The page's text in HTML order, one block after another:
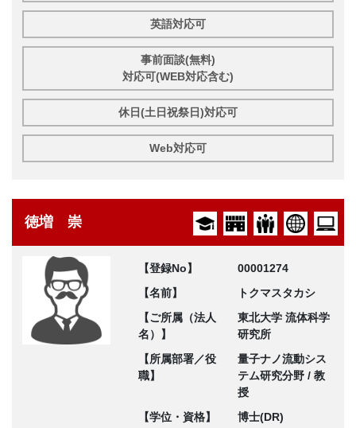
英語対応可
事前面談(無料)
対応可(WEB対応含む)
休日(土日祝祭日)対応可
Web対応可
徳増 崇
【登録No】
00001274
【名前】
トクマスタカシ
【ご所属（法人
名）】
東北大学 流体科学
研究所
【所属部署／役
職】
量子ナノ流動シス
テム研究分野 / 教
授
【学位・資格】
博士(DR)